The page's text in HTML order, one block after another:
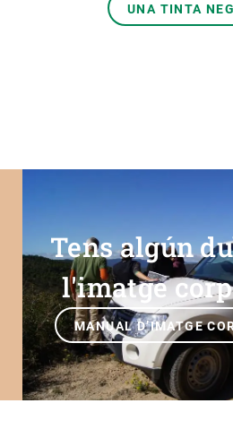
UNA TINTA
Tens algún
l'imatge
MANUAL D’IMATGE